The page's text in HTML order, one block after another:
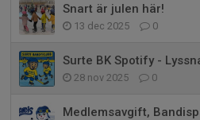
Snart är julen här!
13 dec 2025 0
Surte BK Spotify -
28 nov 2025 0
Medlemsavgift,